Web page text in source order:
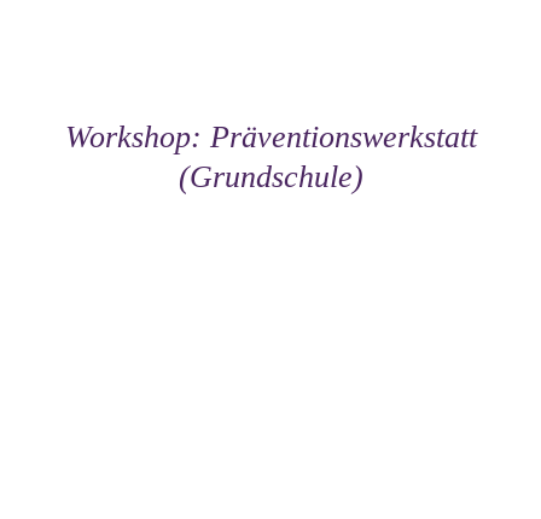
Workshop: Präventionswerkstatt
(Grundschule)